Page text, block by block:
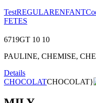
TestREGULARENFANT
FETES
6719GT 10 10
PAULINE, CHEMISE,
Details
CHOCOLATCHOCOLAT}